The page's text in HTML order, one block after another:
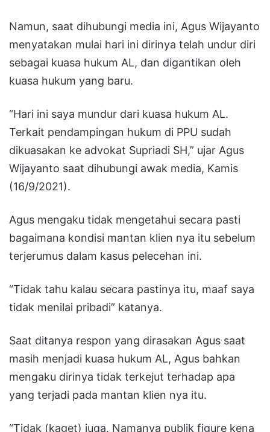
Namun, saat dihubungi media ini, Agus Wijayanto
menyatakan mulai hari ini dirinya telah undur diri
sebagai kuasa hukum AL, dan digantikan oleh
kuasa hukum yang baru.
“Hari ini saya mundur dari kuasa hukum AL.
Terkait pendampingan hukum di PPU sudah
dikuasakan ke advokat Supriadi SH,” ujar Agus
Wijayanto saat dihubungi awak media, Kamis
(16/9/2021).
Agus mengaku tidak mengetahui secara pasti
bagaimana kondisi mantan klien nya itu sebelum
terjerumus dalam kasus pelecehan ini.
“Tidak tahu kalau secara pastinya itu, maaf saya
tidak menilai pribadi” katanya.
Saat ditanya respon yang dirasakan Agus saat
masih menjadi kuasa hukum AL, Agus bahkan
mengaku dirinya tidak terkejut terhadap apa
yang terjadi pada mantan klien nya itu.
“Tidak (kaget) juga. Namanya publik figure kena